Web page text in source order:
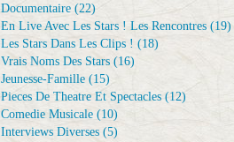
Documentaire (22)
En Live Avec Les Stars ! Les Rencontres (19)
Les Stars Dans Les Clips ! (18)
Vrais Noms Des Stars (16)
Jeunesse-Famille (15)
Pieces De Theatre Et Spectacles (12)
Comedie Musicale (10)
Interviews Diverses (5)